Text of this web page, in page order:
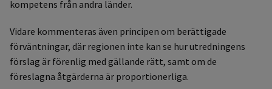
kompetens från andra länder.
Vidare kommenteras även principen om berättigade
förväntningar, där regionen inte kan se hur utredningens
förslag är förenlig med gällande rätt, samt om de
föreslagna åtgärderna är proportionerliga.